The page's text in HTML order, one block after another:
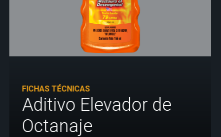
FICHAS TÉCNICAS
Aditivo Elevador de
Octanaje